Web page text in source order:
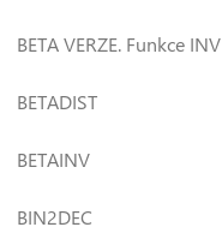
BETA VERZE. Funkce INV
BETADIST
BETAINV
BIN2DEC